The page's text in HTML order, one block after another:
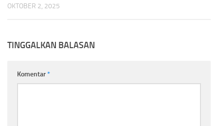
OKTOBER 2, 2025
TINGGALKAN BALASAN
Komentar*